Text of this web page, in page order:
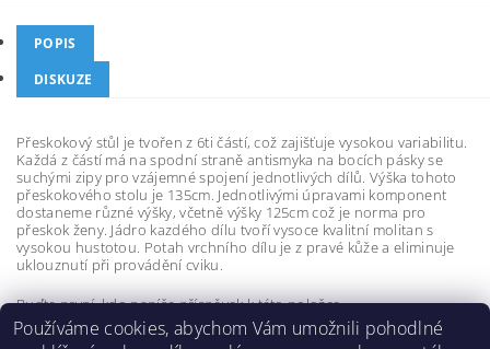
POPIS
DISKUZE
Přeskokový stůl je tvořen z 6ti částí, což zajišťuje vysokou variabilitu.
Každá z částí má na spodní straně antismyka na bocích pásky se
suchými zipy pro vzájemné spojení jednotlivých dílů. Výška tohoto
přeskokového stolu je 135cm. Jednotlivými úpravami komponent
dostaneme různé výšky, včetně výšky 125cm což je norma pro
přeskok ženy. Jádro kazdého dílu tvoří vysoce kvalitní molitan s
vysokou hustotou. Potah vrchního dílu je z pravé kůže a eliminuje
uklouznutí při provádění cviku.
Buďte první, kdo napíše příspěvek k této položce.
Používáme cookies, abychom Vám umožnili pohodlné